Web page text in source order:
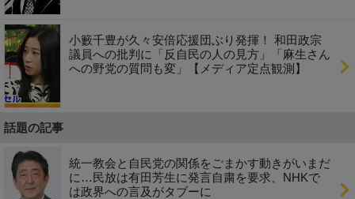
小籔千豊が久々安倍応援団ぶり発揮！ 和田政宗
議員への批判に「反自民の人の見方」「麻生さん
への野党の質問も変」【メディア定点観測】
話題の記事
統一教会と自民党の関係をごまかす動きがいまだ
に…民放は有田芳生に発言自粛を要求、NHKで
は政界への言及がタブーに